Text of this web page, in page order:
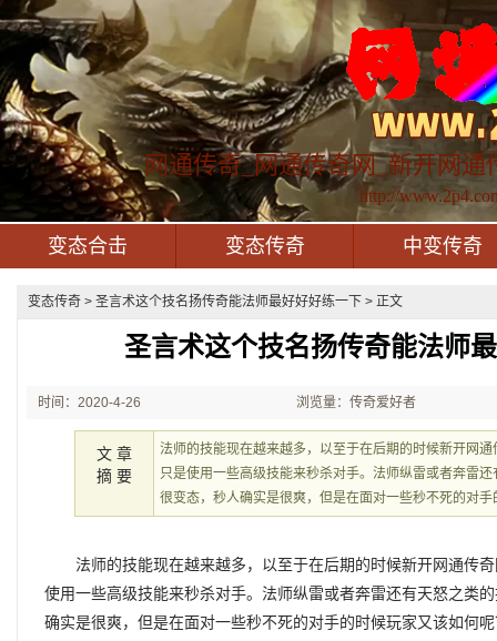
网通传奇_网通传奇网_新开网通
http://
变态合击 变态传奇 中变传奇
变态传奇 > 圣言术这个技名扬传奇能法师最好好好练一下 > 正文
圣言术这个技名扬传奇能法师
时间：2020-4-26
22:51:05
浏览量：传奇爱好者
文 章
摘 要
法师的技能现在越来越多，以至于在后期的时候新开网
只是使用一些高级技能来秒杀对手。法师纵雷或者奔雷
很变态，秒人确实是很爽，但是在面对一些秒不死的对手
法师的技能现在越来越多，以至于在后期的时候新开网通传奇
使用一些高级技能来秒杀对手。法师纵雷或者奔雷还有天怒之类
确实是很爽，但是在面对一些秒不死的对手的时候玩家又该如何